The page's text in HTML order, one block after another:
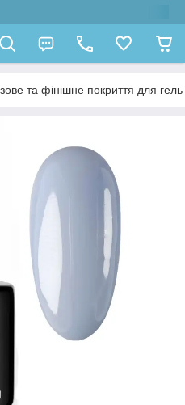
та фінішне покриття для гель